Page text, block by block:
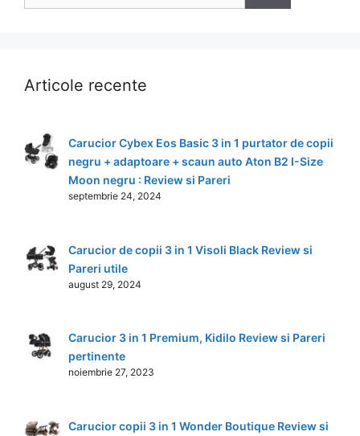
Articole recente
Carucior Cybex Eos Basic 3 in 1 purtator de copii
negru + adaptoare + scaun auto Aton B2 I-Size
Moon negru : Review si Pareri
septembrie 24, 2024
Carucior de copii 3 in 1 Visoli Black Review si
Pareri utile
august 29, 2024
Carucior 3 in 1 Premium, Kidilo Review si Pareri
pertinente
noiembrie 27, 2023
Carucior copii 3 in 1 Wonder Boutique Review si